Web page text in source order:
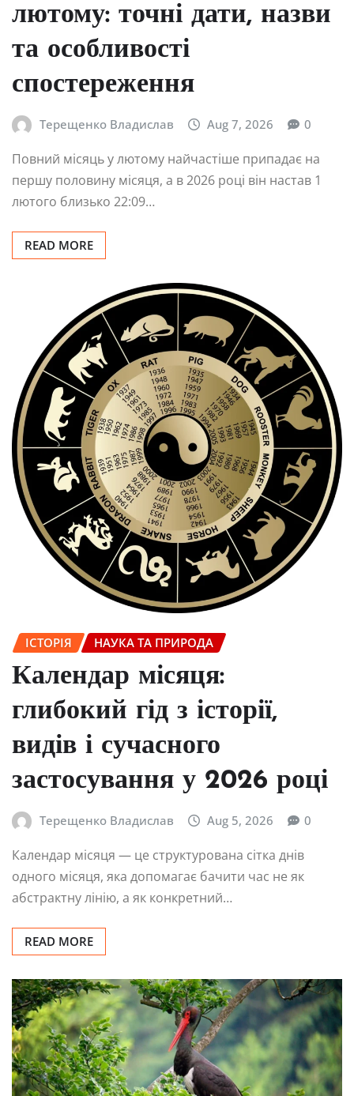
лютому: точні дати, назви
та особливості
спостереження
Терещенко Владислав Aug 7, 2026 0
Повний місяць у лютому найчастіше припадає на
першу половину місяця, а в 2026 році він настав 1
лютого близько 22:09…
READ MORE
ІСТОРІЯ НАУКА ТА ПРИРОДА
Календар місяця:
глибокий гід з історії,
видів і сучасного
застосування у 2026 році
Терещенко Владислав Aug 5, 2026 0
Календар місяця — це структурована сітка днів
одного місяця, яка допомагає бачити час не як
абстрактну лінію, а як конкретний…
READ MORE